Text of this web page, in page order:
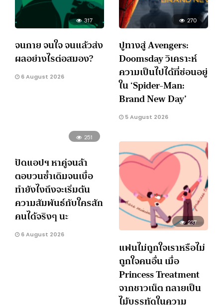
317
จนกาย จนใจ จนแล้วส่ง
ผลอย่างไรต่อสมอง?
6 August 2026
270
ปูทางสู่ Avengers:
Doomsday วิเคราะห์
ความเป็นไปได้ที่ซ่อนอยู่
ใน ‘Spider-Man:
Brand New Day’
5 August 2026
251
ปัดแอปฯ หาคู่จนล้า
ตอบวนซ้ำเดิมจนเบื่อ
ทำยังไงถึงจะเริ่มต้น
ความสัมพันธ์กับใครสัก
คนได้จริงๆ นะ
6 August 2026
237
แฟนไม่ถูกใจเราหรือไม่
ถูกใจคนอื่น เมื่อ
Princess Treatment
จากชาวเน็ต กลายเป็น
ไม้บรรทัดในความ